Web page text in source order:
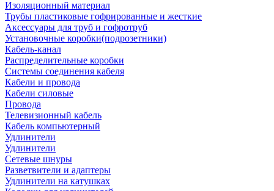
Изоляционный материал
Трубы пластиковые гофрированные и жесткие
Аксессуары для труб и гофротруб
Установочные коробки(подрозетники)
Кабель-канал
Распределительные коробки
Системы соединения кабеля
Кабели и провода
Кабели силовые
Провода
Телевизионный кабель
Кабель компьютерный
Удлинители
Удлинители
Сетевые шнуры
Разветвители и адаптеры
Удлинители на катушках